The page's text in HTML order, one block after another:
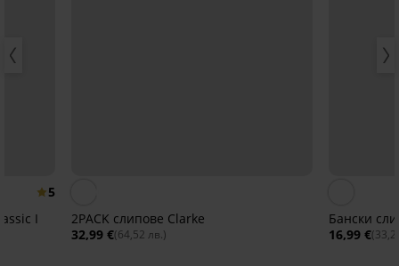
5
I
2PACK слипове Clarke
32,99 €(64,52 лв.)
Бански
16,99 €